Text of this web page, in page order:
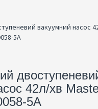
42л/хв
5A